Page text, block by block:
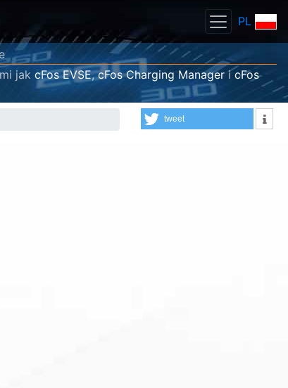
PL
jak cFos EVSE,cFos Charging Manager icFos
tweet